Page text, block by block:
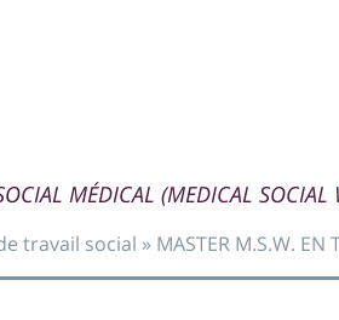
MÉDICAL (MEDICAL SOCIAL
travail social » MASTER M.S.W. EN